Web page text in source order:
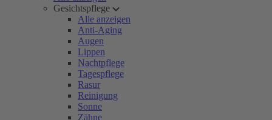
Gesichtspflege
Alle anzeigen
Anti-Aging
Augen
Lippen
Nachtpflege
Tagespflege
Rasur
Reinigung
Sonne
Zähne